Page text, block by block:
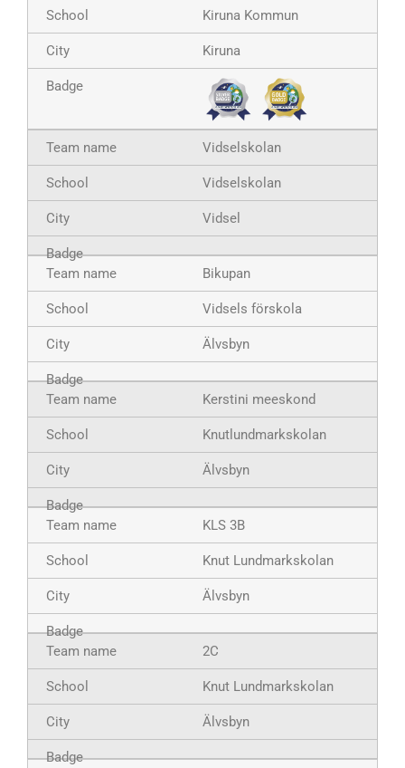
Kiruna Kommun
Kiruna
Vidselskolan
Vidselskolan
Vidsel
Bikupan
Vidsels förskola
Älvsbyn
Kerstini meeskond
Knutlundmarkskolan
Älvsbyn
KLS 3B
Knut Lundmarkskolan
Älvsbyn
2C
Knut Lundmarkskolan
Älvsbyn